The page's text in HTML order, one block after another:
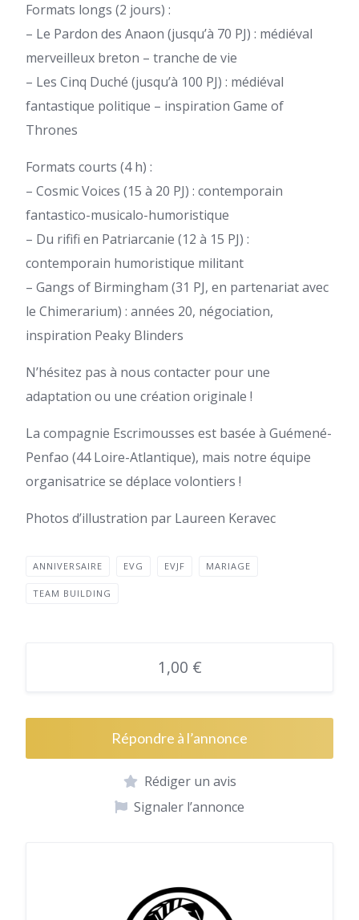
Formats longs (2 jours) :
– Le Pardon des Anaon (jusqu’à 70 PJ) : médiéval
merveilleux breton – tranche de vie
– Les Cinq Duché (jusqu’à 100 PJ) : médiéval
fantastique politique – inspiration Game of
Thrones
Formats courts (4 h) :
– Cosmic Voices (15 à 20 PJ) : contemporain
fantastico-musicalo-humoristique
– Du rififi en Patriarcanie (12 à 15 PJ) :
contemporain humoristique militant
– Gangs of Birmingham (31 PJ, en partenariat avec
le Chimerarium) : années 20, négociation,
inspiration Peaky Blinders
N’hésitez pas à nous contacter pour une
adaptation ou une création originale !
La compagnie Escrimousses est basée à Guémené-
Penfao (44 Loire-Atlantique), mais notre équipe
organisatrice se déplace volontiers !
Photos d’illustration par Laureen Keravec
ANNIVERSAIRE EVG EVJF MARIAGE
TEAM BUILDING
1,00 €
Répondre à l’annonce
Rédiger un avis
Signaler l’annonce